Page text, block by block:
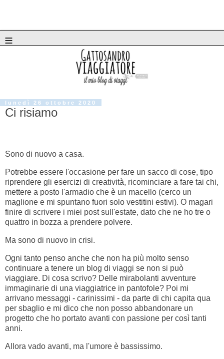
≡
lunedì 26 ottobre 2020
Ci risiamo
Sono di nuovo a casa.
Potrebbe essere l'occasione per fare un sacco di cose, tipo
riprendere gli esercizi di creatività, ricominciare a fare tai chi,
mettere a posto l'armadio che è un macello (cerco un
maglione e mi spuntano fuori solo vestitini estivi). O magari
finire di scrivere i miei post sull'estate, dato che ne ho tre o
quattro in bozza a prendere polvere.
Ma sono di nuovo in crisi.
Ogni tanto penso anche che non ha più molto senso
continuare a tenere un blog di viaggi se non si può
viaggiare. Di cosa scrivo? Delle mirabolanti avventure
immaginarie di una viaggiatrice in pantofole? Poi mi
arrivano messaggi - carinissimi - da parte di chi capita qua
per sbaglio e mi dico che non posso abbandonare un
progetto che ho portato avanti con passione per così tanti
anni.
Allora vado avanti, ma l'umore è bassissimo.